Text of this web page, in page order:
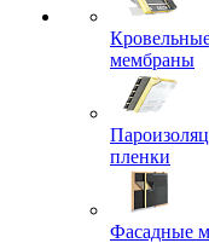
мембраны
пленки
Фасадные